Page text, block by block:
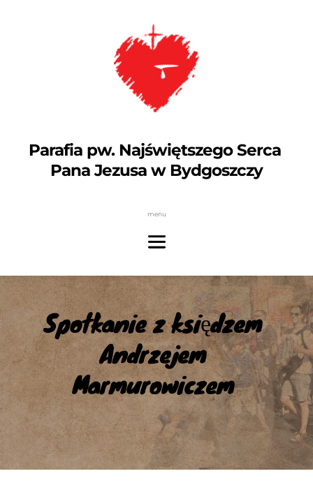
Parafia pw. Najświętszego Serca
Pana Jezusa w Bydgoszczy
menu
Spotkanie z księdzem
Andrzejem
Marmurowiczem